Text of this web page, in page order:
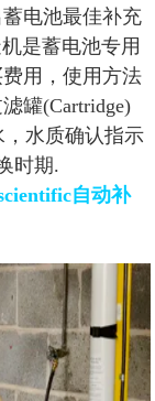
电池最佳补充
是蓄电池专用
用，使用方法
罐(Cartridge)
，水质确认指示
时期.
自动补